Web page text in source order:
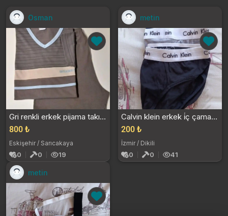
Osman
Gri renkli erkek pijama takımı
800 ₺
Eskişehir / Sarıcakaya
0 0 19
metin
Calvin klein erkek i̇ç çamaşırı 3'lü paket
200 ₺
İzmir / Dikili
0 0 41
metin